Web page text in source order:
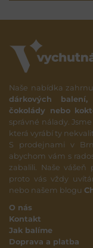
Naše nabídka
dárkových
čokolády nebo
správné nálady.
která vyrábí ty
S prodejnami v
abychom vám s
zabalili. Naše
proto vás vždy
nebo našem blogu
O nás
Kontakt
Jak balíme
Doprava a platba